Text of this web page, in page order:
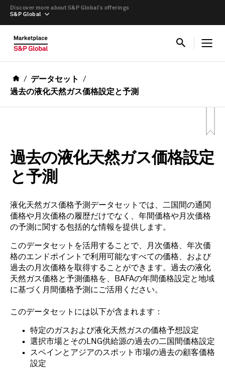
S&P Global
Discover more about S&P Global’s offerings
データセット
過去の液化天然ガス価格設定と予測
過去の液化天然ガス価格設定
と予測
液化天然ガス価格予測データセットでは、二国間の通関
価格や月次価格の履歴だけでなく、年間価格や月次価格
の予測に関する包括的な情報を提供します。
このデータセットを活用することで、月次価格、年次価
格のエンドポイントで利用可能なすべての価格、および
過去の月次価格を取得することができます。過去の液化
天然ガス価格と予測価格を、BAFAの年間価格設定と地域
に基づく月間価格予測にご活用ください。
このデータセットには以下が含まれます：
特定のガスおよび液化天然ガスの価格予想設定
選択市場とそのLNG供給源の過去の二国間価格設定
スペインとアジアのスポット市場の過去の顧客価格
設定